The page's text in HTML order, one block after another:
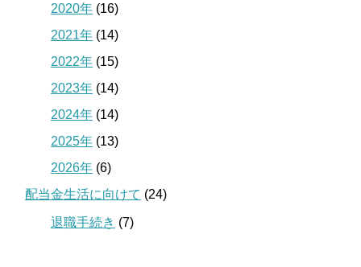
2020年 (16)
2021年 (14)
2022年 (15)
2023年 (14)
2024年 (14)
2025年 (13)
2026年 (6)
配当金生活に向けて (24)
退職手続き (7)